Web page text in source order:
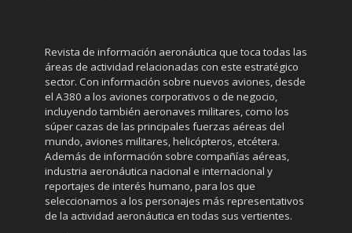
Revista de información aeronáutica que toca todas las
áreas de actividad relacionadas con este estratégico
sector. Con información sobre nuevos aviones, desde
el A380 a los aviones corporativos o de negocio,
incluyendo también aeronaves militares, como los
súper cazas de las principales fuerzas aéreas del
mundo, aviones militares, helicópteros, etcétera.
Además de información sobre compañías aéreas,
industria aeronáutica nacional e internacional y
reportajes de interés humano, para los que
seleccionamos a los personajes más representativos
de la actividad aeronáutica en todas sus vertientes.